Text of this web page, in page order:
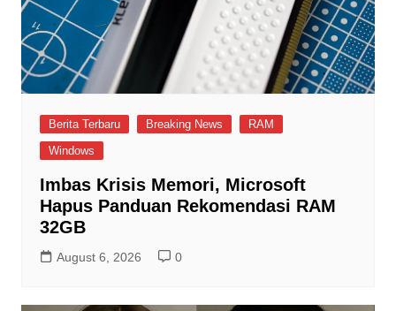
Berita Terbaru Breaking News
RAM
Windows
Imbas Krisis Memori, Microsoft
Hapus Panduan Rekomendasi RAM
32GB
August 6, 2026 0